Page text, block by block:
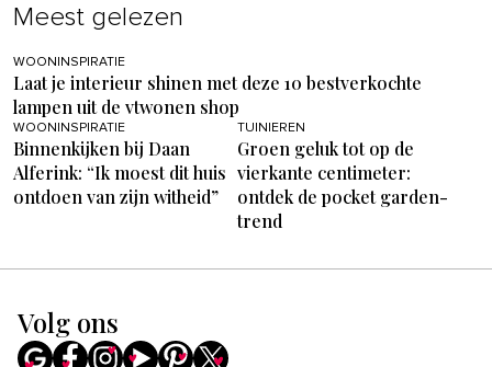
Meest gelezen
WOONINSPIRATIE
Laat je interieur shinen met deze 10 bestverkochte
lampen uit de vtwonen shop
WOONINSPIRATIE
Binnenkijken bij Daan
Alferink: “Ik moest dit huis
ontdoen van zijn witheid”
TUINIEREN
Groen geluk tot op de
vierkante centimeter:
ontdek de pocket garden-
trend
Volg ons